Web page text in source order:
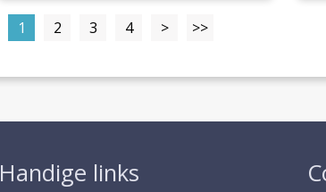
1 2 3 4 > >>
Handige links